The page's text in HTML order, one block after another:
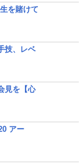
を賭けて
技、レベ
見を【心
アー